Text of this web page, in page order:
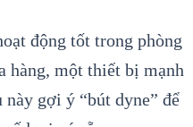
động tốt trong phòng
hàng, một thiết bị mạnh
gợi ý “bút dyne” để